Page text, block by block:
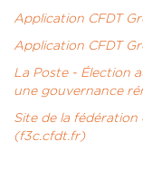
Application CFDT
Application CFDT
La Poste - Élection
une gouvernance
Site de la fédération
(f3c.cfdt.fr)